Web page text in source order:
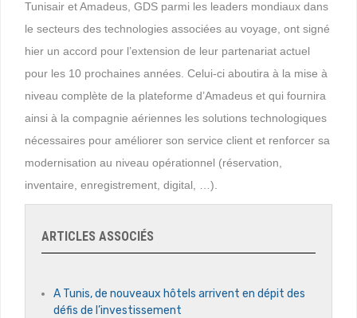
Tunisair et Amadeus, GDS parmi les leaders mondiaux dans
le secteurs des technologies associées au voyage, ont signé
hier un accord pour l’extension de leur partenariat actuel
pour les 10 prochaines années. Celui-ci aboutira à la mise à
niveau complète de la plateforme d’Amadeus et qui fournira
ainsi à la compagnie aériennes les solutions technologiques
nécessaires pour améliorer son service client et renforcer sa
modernisation au niveau opérationnel (réservation,
inventaire, enregistrement, digital, …).
ARTICLES ASSOCIÉS
A Tunis, de nouveaux hôtels arrivent en dépit des
défis de l’investissement